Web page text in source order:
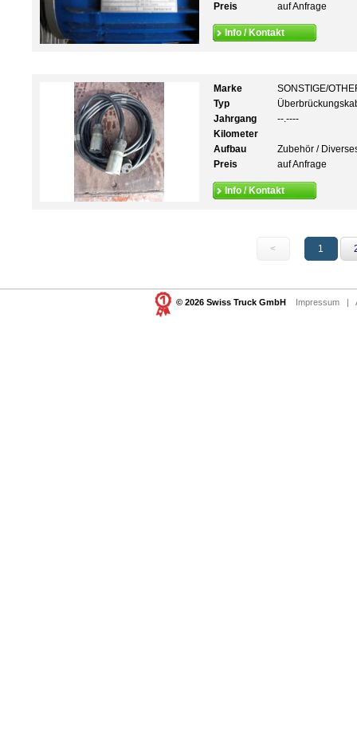
Preis
auf Anfrage
Info / Kontakt
Marke
SONSTIGE/
Typ
Jahrgang
--.----
Kilometer
Aufbau
Zubehör /
Preis
auf Anfrage
Info / Kontakt
< 1
© 2026 Swiss Truck GmbH Impressum |